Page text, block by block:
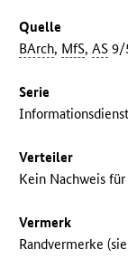
Quelle
BArch, MfS,AS 9/
Serie
Verteiler
Kein Nachweis
Vermerk
Randvermerke